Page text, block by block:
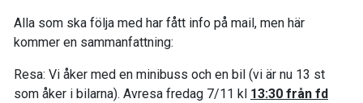
Alla som ska följa med har fått info på mail, men här
kommer en sammanfattning:
Resa: Vi åker med en minibuss och en bil (vi är nu 13 st
som åker i bilarna). Avresa fredag 7/11 kl 13:30 från fd